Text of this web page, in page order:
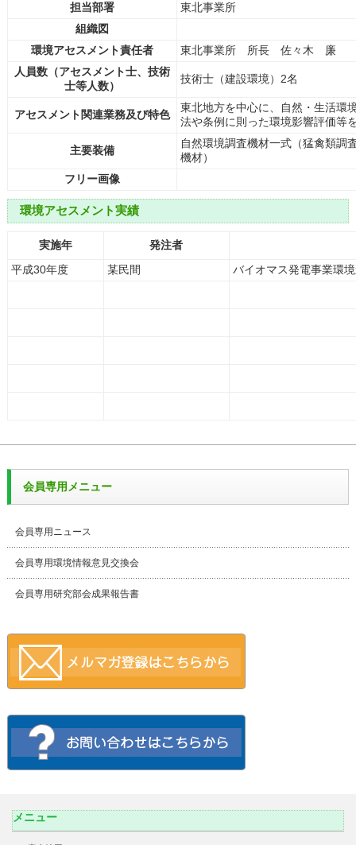
担当部署
東北事業所
組織図
環境アセスメント責任者
東北事業所 所長 佐々木 廉
人員数（アセスメント士、技術
士等人数）
技術士（建設環境）2名
アセスメント関連業務及び特色
東北地方を中心に、自然・生活環
法や条例に則った環境影響評価等
主要装備
自然環境調査機材一式（猛禽類調
機材）
フリー画像
環境アセスメント実績
実施年
発注者
平成30年度
某民間 バイオマス発電事業環
会員専用メニュー
会員専用ニュース
会員専用環境情報意見交換会
会員専用研究部会成果報告書
メニュー